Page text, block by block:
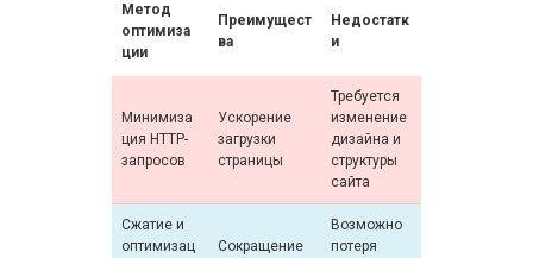
Метод
оптимиза
ции
Преимущест
ва
Недостатк
и
Минимиза
ция HTTP-
запросов
Ускорение
загрузки
страницы
Требуется
изменение
дизайна и
структуры
сайта
Сжатие и
оптимизац
Сокращение
Возможно
потеря